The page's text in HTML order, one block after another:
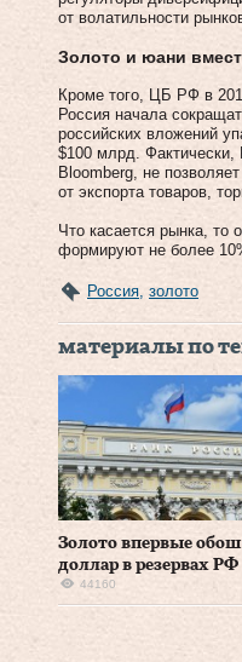
от волатильности
Золото и юани
Кроме того, ЦБ РФ в
Россия начала
российских вложений
$100 млрд.
Bloomberg, не
от экспорта товаров,
Что касается рынка, то
формируют не более
Россия золото
материалы по
Золото впервые
доллар в резервах РФ
44160